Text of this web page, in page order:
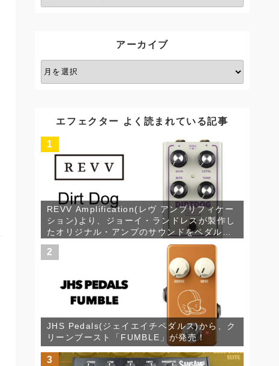
テ
アーカイブ
ア
ー
エフェクター よく読まれている記事
1
REVV Amplification(レヴ アンプリフィケー
ション)より、ジョーイ・ランドレスが製作し
たオリジナル・アンプのサウンドをペダルに
落とし込んだオーバードライヴ、Dirt Dogが
発売！
2
JHS Pedals(ジェイエイチペダルス)から、ク
リーンブースト「FUMBLE」が発売！
3